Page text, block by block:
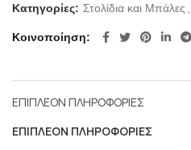
Κατηγορίες: Στολίδια και Μπάλες
Κοινοποίηση
ΕΠΙΠΛΈΟΝ ΠΛΗΡΟΦΟΡΊΕΣ
ΕΠΙΠΛΈΟΝ ΠΛΗΡΟΦΟΡΊΕΣ